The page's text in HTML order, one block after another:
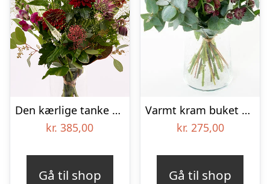
Den kærlige tanke – Send blomster med Bloomit
kr. 385,00
Gå til shop
Varmt kram buket – Send blomster med Bloomit
kr. 275,00
Gå til shop